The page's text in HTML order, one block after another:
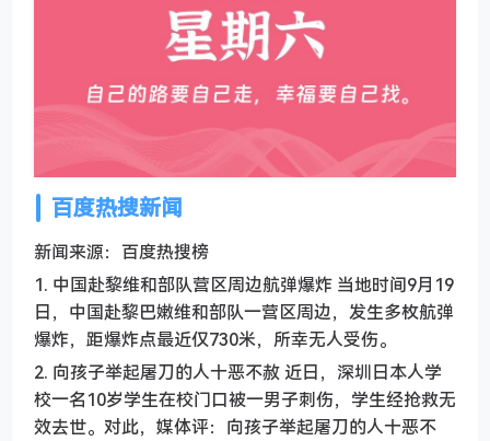
百度热搜新闻
新闻来源：百度热搜榜
1. 中国赴黎维和部队营区周边航弹爆炸 当地时间9月19
日，中国赴黎巴嫩维和部队一营区周边，发生多枚航弹
爆炸，距爆炸点最近仅730米，所幸无人受伤。
2. 向孩子举起屠刀的人十恶不赦 近日，深圳日本人学
校一名10岁学生在校门口被一男子刺伤，学生经抢救无
效去世。对此，媒体评：向孩子举起屠刀的人十恶不